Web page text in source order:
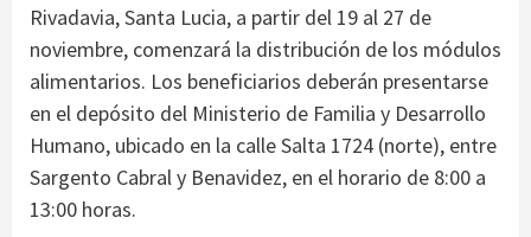
Rivadavia, Santa Lucia, a partir del 19 al 27 de
noviembre, comenzará la distribución de los módulos
alimentarios. Los beneficiarios deberán presentarse
en el depósito del Ministerio de Familia y Desarrollo
Humano, ubicado en la calle Salta 1724 (norte), entre
Sargento Cabral y Benavidez, en el horario de 8:00 a
13:00 horas.